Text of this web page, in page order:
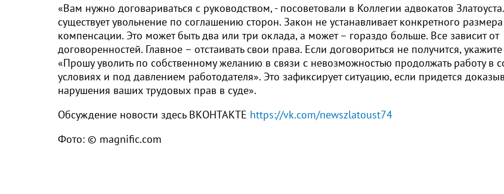
«Вам нужно договариваться с руководством, - посоветовали в Коллегии адвокатов
существует увольнение по соглашению сторон. Закон не устанавливает конкретного размера
компенсации. Это может быть два или три оклада, а может – гораздо больше. Все зависит от
договоренностей. Главное – отстаивать свои права. Если договориться не получится,
«Прошу уволить по собственному желанию в связи с невозможностью продолжать работу в
условиях и под давлением работодателя». Это зафиксирует ситуацию, если придется
нарушения ваших трудовых прав в суде».
Обсуждение новости здесь ВКОНТАКТЕ https://vk.com/newszlatoust74
Фото: © magnific.com